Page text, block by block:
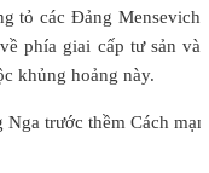
tỏ các Đảng Mensevich
phía giai cấp tư sản và
khủng hoảng này.